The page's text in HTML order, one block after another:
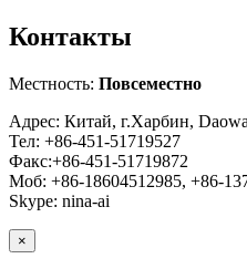
Контакты
Местность: Повсеместно
Адрес: Китай, г.Харбин,
Тел: +86-451-51719527
Факс:+86-451-51719872
Моб: +86-18604512985, +86-
Skype: nina-ai
×